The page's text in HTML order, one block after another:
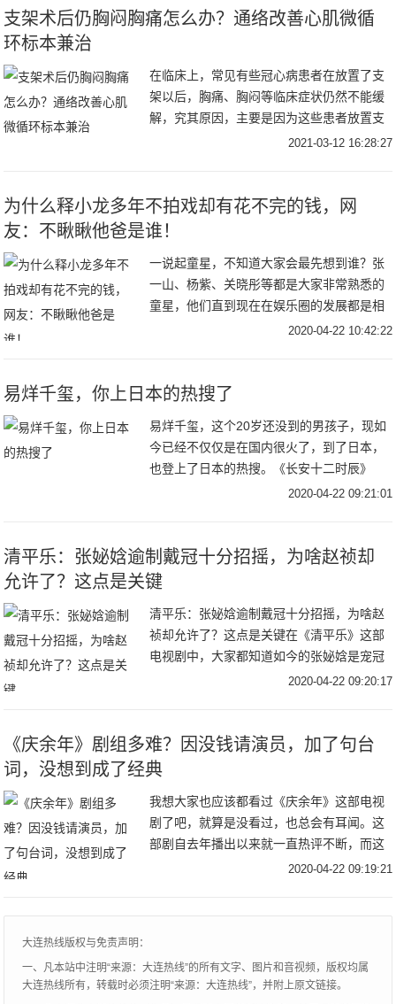
支架术后仍胸闷胸痛怎么办？通络改善心肌微循
环标本兼治
在临床上，常见有些冠心病患者在放置了支
架以后，胸痛、胸闷等临床症状仍然不能缓
解，究其原因，主要是因为这些患者放置支
架后未能解决心肌微循环障碍，心脏没有得
2021-03-12 16:28:27
为什么释小龙多年不拍戏却有花不完的钱，网
友：不瞅瞅他爸是谁！
一说起童星，不知道大家会最先想到谁？张
一山、杨紫、关晓彤等都是大家非常熟悉的
童星，他们直到现在在娱乐圈的发展都是相
当不错的，但今天小编要给大家介绍的童星
2020-04-22 10:42:22
易烊千玺，你上日本的热搜了
易烊千玺，这个20岁还没到的男孩子，现如
今已经不仅仅是在国内很火了，到了日本，
也登上了日本的热搜。《长安十二时辰》
中，易烊千玺饰演小狐狸李必，现如今《长
2020-04-22 09:21:01
清平乐：张妼娢逾制戴冠十分招摇，为啥赵祯却
允许了？这点是关键
清平乐：张妼娢逾制戴冠十分招摇，为啥赵
祯却允许了？这点是关键在《清平乐》这部
电视剧中，大家都知道如今的张妼娢是宠冠
六宫，是所有人都攀附的对象。而张妼娢更
2020-04-22 09:20:17
《庆余年》剧组多难？因没钱请演员，加了句台
词，没想到成了经典
我想大家也应该都看过《庆余年》这部电视
剧了吧，就算是没看过，也总会有耳闻。这
部剧自去年播出以来就一直热评不断，而这
部剧也同时带火了很多演员，像饰演王启年
2020-04-22 09:19:21
大连热线版权与免责声明：
一、凡本站中注明“来源：大连热线”的所有文字、图片和音视频，版权均属
大连热线所有，转载时必须注明“来源：大连热线”，并附上原文链接。